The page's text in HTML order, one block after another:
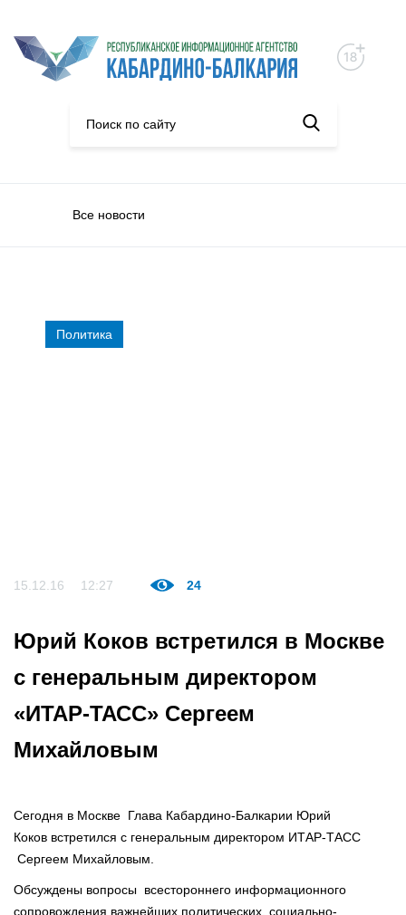
Все новости
Политика
15.12.16 12:27 24
Юрий Коков встретился в Москве
с генеральным директором
«ИТАР-ТАСС» Сергеем
Михайловым
Сегодня в Москве Глава Кабардино-Балкарии Юрий
Коков встретился с генеральным директором ИТАР-ТАСС
Сергеем Михайловым.
Обсуждены вопросы всестороннего информационного
сопровождения важнейших политических, социально-